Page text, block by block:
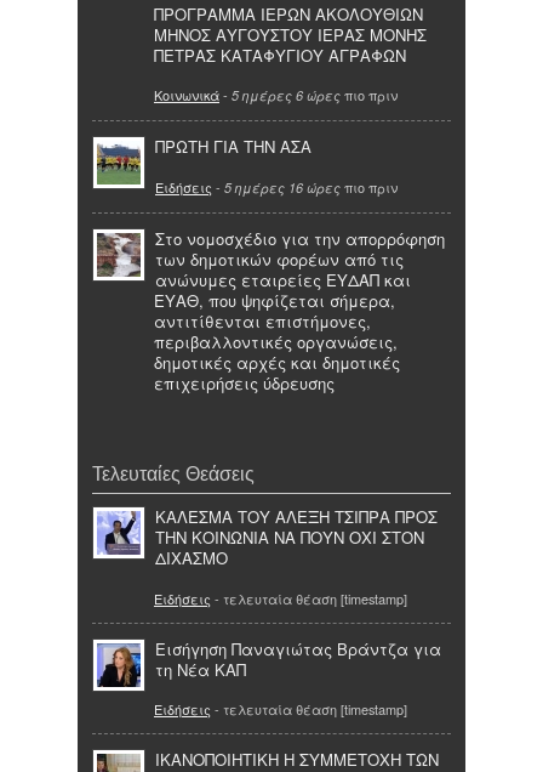
ΠΡΟΓΡΑΜΜΑ ΙΕΡΩΝ ΑΚΟΛΟΥΘΙΩΝ
ΜΗΝΟΣ ΑΥΓΟΥΣΤΟΥ ΙΕΡΑΣ ΜΟΝΗΣ
ΠΕΤΡΑΣ ΚΑΤΑΦΥΓΙΟΥ ΑΓΡΑΦΩΝ
Κοινωνικά- 5 ημέρες 6 ώρες πιο πριν
ΠΡΩΤΗ ΓΙΑ ΤΗΝ ΑΣΑ
Ειδήσεις - 5 ημέρες 16 ώρες πιο πριν
Στο νομοσχέδιο για την απορρόφηση
των δημοτικών φορέων από τις
ανώνυμες εταιρείες ΕΥΔΑΠ και
ΕΥΑΘ, που ψηφίζεται σήμερα,
αντιτίθενται επιστήμονες,
περιβαλλοντικές οργανώσεις,
δημοτικές αρχές και δημοτικές
επιχειρήσεις ύδρευσης
Τελευταίες Θεάσεις
ΚΑΛΕΣΜΑ ΤΟΥ ΑΛΕΞΗ ΤΣΙΠΡΑ ΠΡΟΣ
ΤΗΝ ΚΟΙΝΩΝΙΑ ΝΑ ΠΟΥΝ ΟΧΙ ΣΤΟΝ
ΔΙΧΑΣΜΟ
Ειδήσεις - τελευταία θέαση [timestamp]
Εισήγηση Παναγιώτας Βράντζα για
τη Νέα ΚΑΠ
Ειδήσεις - τελευταία θέαση [timestamp]
ΙΚΑΝΟΠΟΙΗΤΙΚΗ Η ΣΥΜΜΕΤΟΧΗ ΤΩΝ